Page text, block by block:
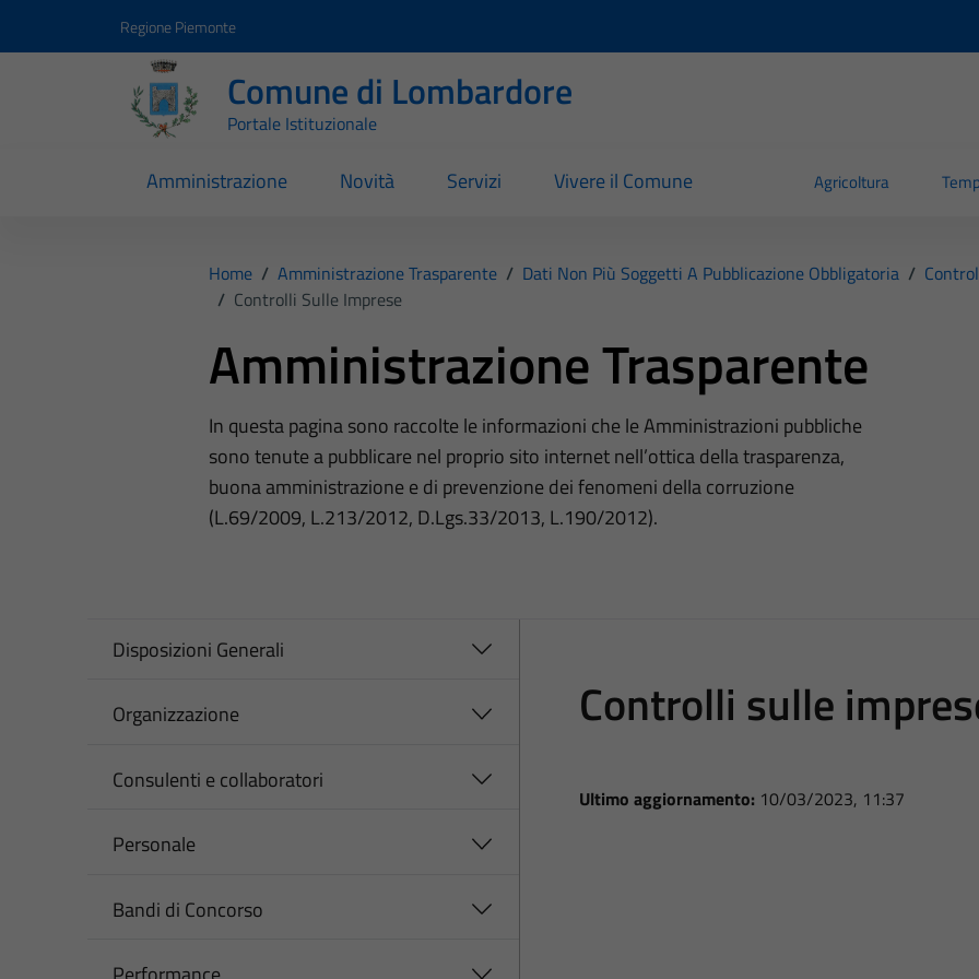
Regione Piemonte
Comune di Lombardore
Portale Istituzionale
Amministrazione Novità Servizi Vivere il Comune Agricoltura
Home / Amministrazione Trasparente / Dati Non Più Soggetti A Pubblicazione Obbligatoria /
/ Controlli Sulle Imprese
Amministrazione Trasparente
In questa pagina sono raccolte le informazioni che le Amministrazioni pubbliche
sono tenute a pubblicare nel proprio sito internet nell’ottica della trasparenza,
buona amministrazione e di prevenzione dei fenomeni della corruzione
(L.69/2009, L.213/2012, D.Lgs.33/2013, L.190/2012).
Disposizioni Generali
Organizzazione
Consulenti e collaboratori
Personale
Bandi di Concorso
Controlli sulle
Ultimo aggiornamento: 10/03/2023, 11:37